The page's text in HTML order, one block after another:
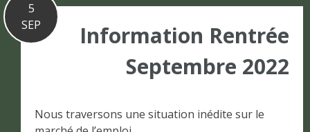
5
SEP
Information Rentrée
Septembre 2022
Nous traversons une situation inédite sur le